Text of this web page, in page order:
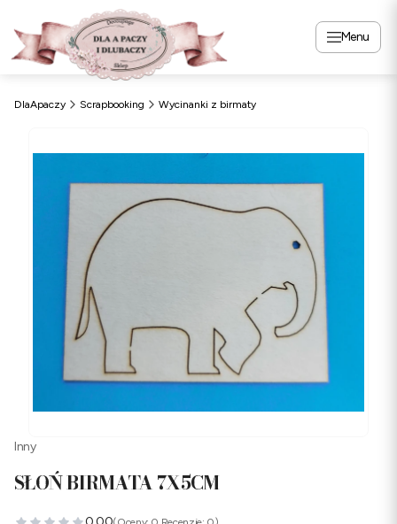
Menu
DlaApaczy Scrapbooking Wycinanki z birmaty
Inny
SŁOŃ BIRMATA 7X5CM